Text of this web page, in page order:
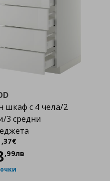
шкаф с 4 чела/2
3 средни
,37€
,99лв